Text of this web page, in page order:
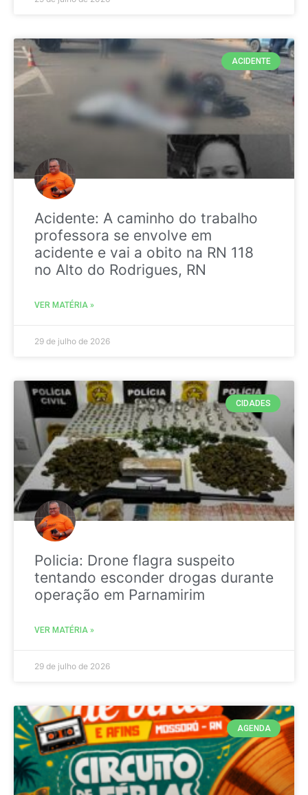
ACIDENTE
Acidente: A caminho do trabalho
professora se envolve em
acidente e vai a obito na RN 118
no Alto do Rodrigues, RN
VER MATÉRIA »
29 de julho de 2026
CIDADES
Policia: Drone flagra suspeito
tentando esconder drogas durante
operação em Parnamirim
VER MATÉRIA »
29 de julho de 2026
AGENDA